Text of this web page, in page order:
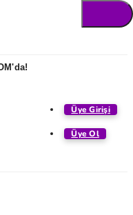
Üye Girişi
Üye Ol